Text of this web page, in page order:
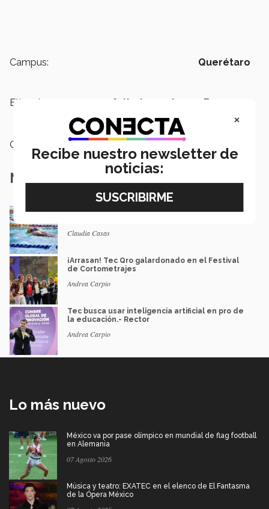
Campus: Querétaro
Etiquetas: futbol americano,
Borregos
Categoría:
Notas Relacionadas
Claudia Casas
¡Arrasan! Tec Qro galardonado en el Festival
de Cortometrajes
Andrea Carpio
Tec busca usar inteligencia artificial en pro de
la educación.- Rector
Andrea Carpio
Lo más nuevo
México va por pase olímpico en mundial de flag football
en Alemania
07 Agosto 2026
Música y teatro: EXATEC en el elenco de El Fantasma
de la Ópera México
×
Recibe nuestro newsletter de
noticias: